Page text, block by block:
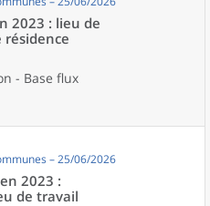
2023 : lieu de
résidence
- Base flux
– 25/06/2026
2023 :
de travail